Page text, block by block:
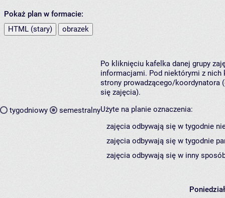
Pokaż plan w formacie:
HTML (stary)
obrazek
tygodniowy semestralny
Po kliknięciu kafelka danej grupy
informacjami. Pod niektórymi z nich
strony prowadzącego/koordynatora
się zajęcia).
Użyte na planie oznaczenia:
zajęcia odbywają się w tygodnie
zajęcia odbywają się w tygodnie
zajęcia odbywają się w inny